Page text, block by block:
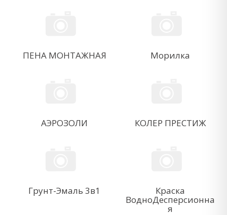
ПЕНА МОНТАЖНАЯ Морилка
АЭРОЗОЛИ КОЛЕР ПРЕСТИЖ
Грунт-Эмаль 3в1 Краска
ВодноДесперсионна
я